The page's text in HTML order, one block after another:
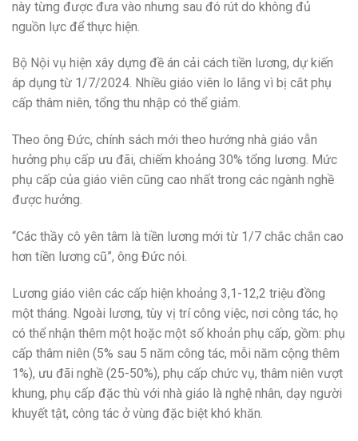
này từng được đưa vào nhưng sau đó rút do không đủ
nguồn lực để thực hiện.
Bộ Nội vụ hiện xây dựng đề án cải cách tiền lương, dự kiến
áp dụng từ 1/7/2024. Nhiều giáo viên lo lắng vì bị cắt phụ
cấp thâm niên, tổng thu nhập có thể giảm.
Theo ông Đức, chính sách mới theo hướng nhà giáo vẫn
hưởng phụ cấp ưu đãi, chiếm khoảng 30% tổng lương. Mức
phụ cấp của giáo viên cũng cao nhất trong các ngành nghề
được hưởng.
“Các thầy cô yên tâm là tiền lương mới từ 1/7 chắc chắn cao
hơn tiền lương cũ”, ông Đức nói.
Lương giáo viên các cấp hiện khoảng 3,1-12,2 triệu đồng
một tháng. Ngoài lương, tùy vị trí công việc, nơi công tác, họ
có thể nhận thêm một hoặc một số khoản phụ cấp, gồm: phụ
cấp thâm niên (5% sau 5 năm công tác, mỗi năm cộng thêm
1%), ưu đãi nghề (25-50%), phụ cấp chức vụ, thâm niên vượt
khung, phụ cấp đặc thù với nhà giáo là nghệ nhân, dạy người
khuyết tật, công tác ở vùng đặc biệt khó khăn.